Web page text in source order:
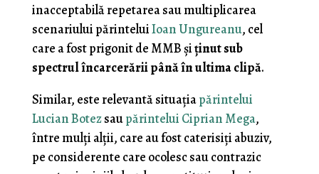
inacceptabilă repetarea sau multiplicarea
scenariului părinteluiIoan Ungureanu, cel
care a fost prigonit de MMB şiţinut sub
spectrul încarcerării până în ultima clipă.
Similar, este relevantă situaţiapărintelui
Lucian Botezsaupărintelui Ciprian Mega,
între mulţi alţii, care au fost caterisiţi abuziv,
pe considerente care ocolesc sau contrazic